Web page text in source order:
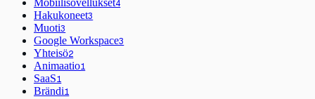
4
Hakukoneet3
Muoti3
Google Workspace3
Yhteisö2
Animaatio1
SaaS1
Brändi1